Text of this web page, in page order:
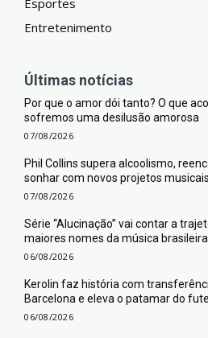
Esportes
Entretenimento
Últimas notícias
Por que o amor dói tanto? O que
sofremos uma desilusão amorosa
07/08/2026
Phil Collins supera alcoolismo,
sonhar com novos projetos musicais
07/08/2026
Série “Alucinação” vai contar a
maiores nomes da música brasileira
06/08/2026
Kerolin faz história com
Barcelona e eleva o patamar do
06/08/2026